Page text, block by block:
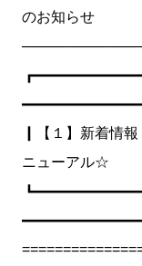
のお知らせ
┃【１】新着情
ニューアル☆